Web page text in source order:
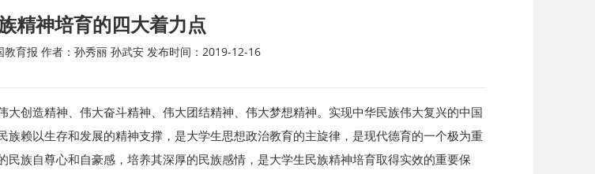
精神培育的四大着力点
教育报 作者：孙秀丽 孙武安 发布时间：2019-12-16
创造精神、伟大奋斗精神、伟大团结精神、伟大梦想精神。实现中华民族伟大复兴的中国
赖以生存和发展的精神支撑，是大学生思想政治教育的主旋律，是现代德育的一个极为重
族自尊心和自豪感，培养其深厚的民族感情，是大学生民族精神培育取得实效的重要保